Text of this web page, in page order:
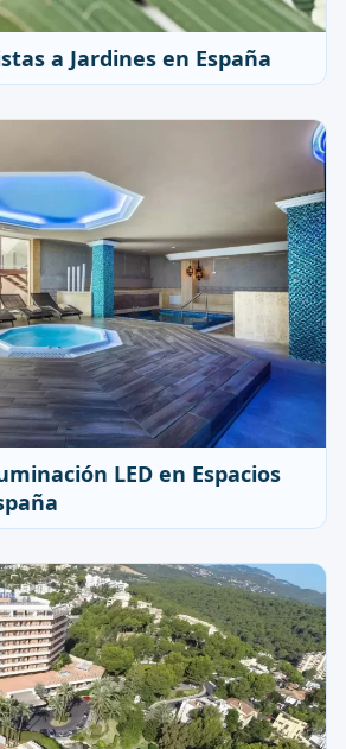
a Jardines en España
LED en Espacios